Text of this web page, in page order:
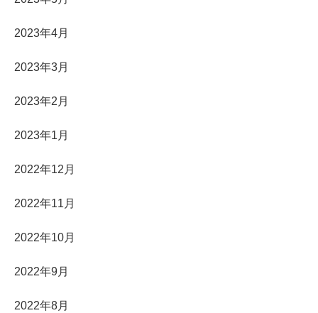
2023年4月
2023年3月
2023年2月
2023年1月
2022年12月
2022年11月
2022年10月
2022年9月
2022年8月